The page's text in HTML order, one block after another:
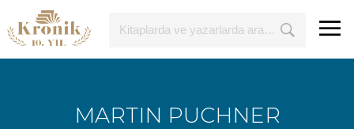
MARTIN PUCHNER